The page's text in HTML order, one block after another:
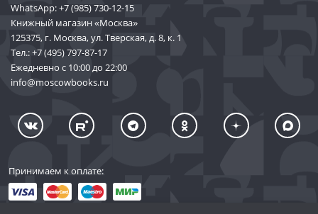
WhatsApp:+7 (985) 730-12-15
Книжный магазин «Москва»
125375, г. Москва, ул. Тверская, д. 8, к. 1
Тел.:+7 (495) 797-87-17
Ежедневно с 10:00 до 22:00
info@moscowbooks.ru
Принимаем к оплате: